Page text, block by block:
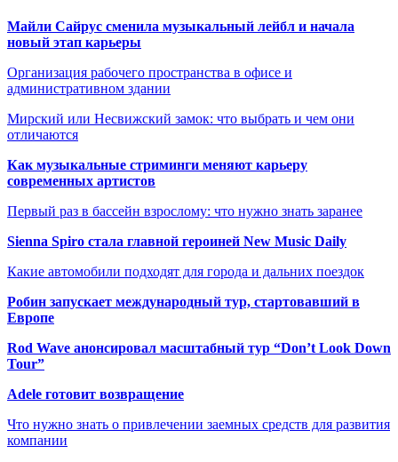
Майли Сайрус сменила музыкальный лейбл и начала
новый этап карьеры
Организация рабочего пространства в офисе и
административном здании
Мирский или Несвижский замок: что выбрать и чем они
отличаются
Как музыкальные стриминги меняют карьеру
современных артистов
Первый раз в бассейн взрослому: что нужно знать заранее
Sienna Spiro стала главной героиней New Music Daily
Какие автомобили подходят для города и дальних поездок
Робин запускает международный тур, стартовавший в
Европе
Rod Wave анонсировал масштабный тур “Don’t Look Down
Tour”
Adele готовит возвращение
Что нужно знать о привлечении заемных средств для развития
компании